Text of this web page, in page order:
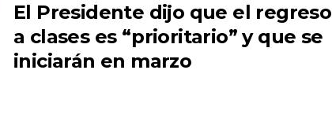
El Presidente dijo que el regreso
a clases es “prioritario” y que se
iniciarán en marzo